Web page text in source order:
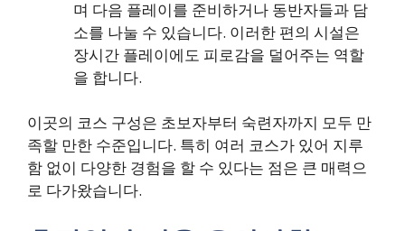
며 다음 플레이를 준비하거나 동반자들과 담
소를 나눌 수 있습니다. 이러한 편의 시설은
장시간 플레이에도 피로감을 덜어주는 역할
을 합니다.
이곳의 코스 구성은 초보자부터 숙련자까지 모두 만
족할 만한 수준입니다. 특히 여러 코스가 있어 지루
함 없이 다양한 경험을 할 수 있다는 점은 큰 매력으
로 다가왔습니다.